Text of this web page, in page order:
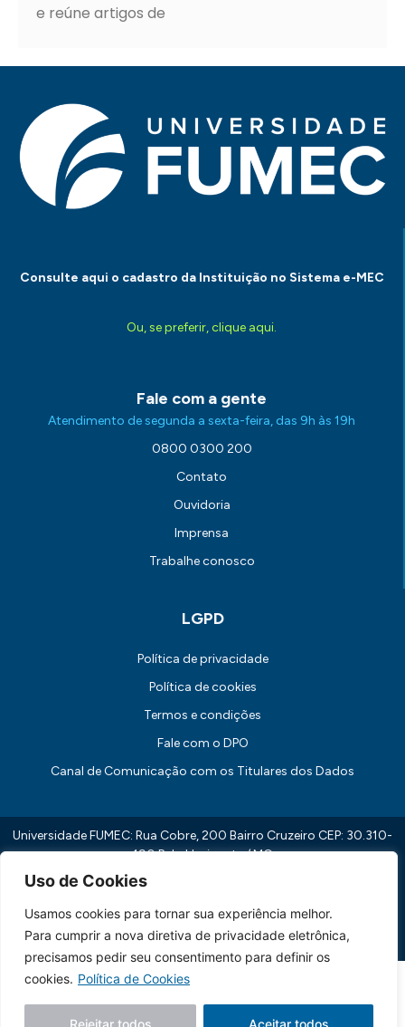
Uso de Cookies
Usamos cookies para tornar sua experiência melhor.
Para cumprir a nova diretiva de privacidade eletrônica,
precisamos pedir seu consentimento para definir os
cookies. Política de Cookies
Rejeitar todos Aceitar todos
e reúne artigos de
Consulte aqui o cadastro da Instituição no Sistema e-MEC
Ou, se preferir, clique aqui.
Fale com a gente
Atendimento de segunda a sexta-feira, das 9h às 19h
0800 0300 200
Contato
Ouvidoria
Imprensa
Trabalhe conosco
LGPD
Política de privacidade
Política de cookies
Termos e condições
Fale com o DPO
Canal de Comunicação com os Titulares dos Dados
Universidade FUMEC: Rua Cobre, 200 Bairro Cruzeiro CEP: 30.310-
190 Belo Horizonte / MG
CNPJ: 17.253.253/0001-70
Feito essencialmente por Lebbe.
Siga nossas redes sociais